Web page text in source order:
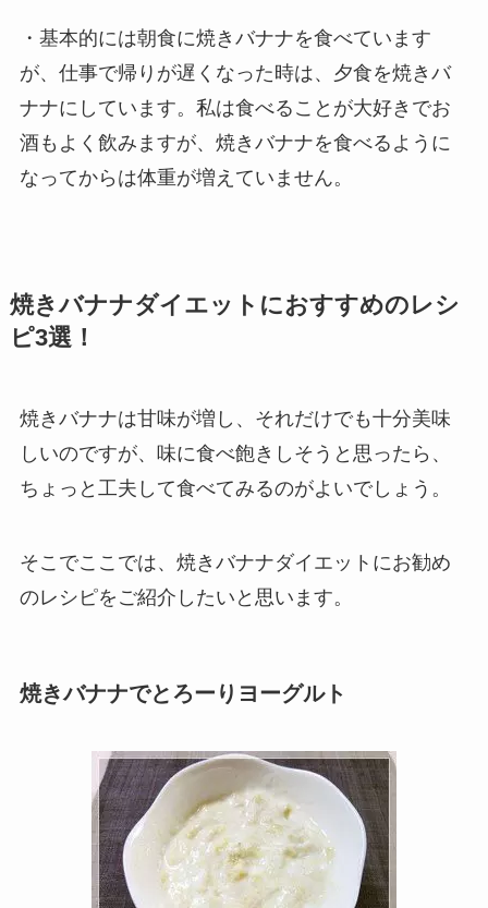
・基本的には朝食に焼きバナナを食べています
が、仕事で帰りが遅くなった時は、夕食を焼きバ
ナナにしています。私は食べることが大好きでお
酒もよく飲みますが、焼きバナナを食べるように
なってからは体重が増えていません。
焼きバナナダイエットにおすすめのレシ
ピ3選！
焼きバナナは甘味が増し、それだけでも十分美味
しいのですが、味に食べ飽きしそうと思ったら、
ちょっと工夫して食べてみるのがよいでしょう。
そこでここでは、焼きバナナダイエットにお勧め
のレシピをご紹介したいと思います。
焼きバナナでとろーりヨーグルト